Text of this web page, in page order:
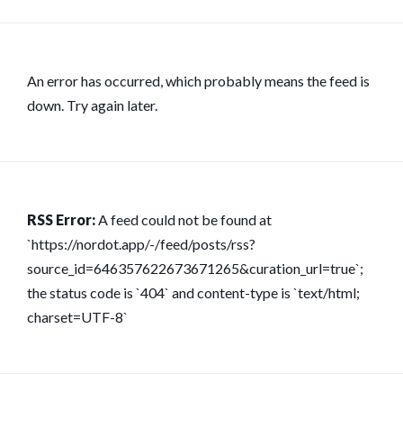
An error has occurred, which probably means the feed is
down. Try again later.
RSS Error:A feed could not be found at
`https://nordot.app/-/feed/posts/rss?
source_id=646357622673671265&curation_url=true`;
the status code is `404` and content-type is `text/html;
charset=UTF-8`